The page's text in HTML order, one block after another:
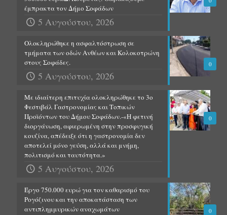
έμπρακτα τον Δήμο Σοφάδων
5 Αυγούστου, 2026
0
Ολοκληρώθηκε η ασφαλτόστρωση σε
τμήματα των οδών Ανθέων και Κολοκοτρώνη
στους Σοφάδες.
5 Αυγούστου, 2026
0
Με ιδιαίτερη επιτυχία ολοκληρώθηκε το 3ο
Φεστιβάλ Γαστρονομίας και Τοπικών
Προϊόντων του Δήμου Σοφάδων.-«Η φετινή
διοργάνωση, αφιερωμένη στην προσφυγική
κουζίνα, απέδειξε ότι η γαστρονομία δεν
αποτελεί μόνο γεύση, αλλά και μνήμη,
πολιτισμό και ταυτότητα.»
5 Αυγούστου, 2026
0
Έργο 750.000 ευρώ για τον καθαρισμό του
Ρογόζινου και την αποκατάσταση των
αντιπλημμυρικών αναχωμάτων